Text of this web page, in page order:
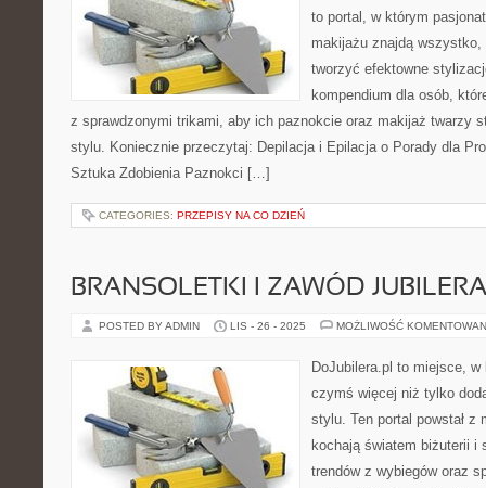
to portal, w którym
makijażu znajdą
tworzyć efektowne
kompendium dla osób,
z sprawdzonymi trikami, aby ich paznokcie oraz makijaż twarzy
stylu. Koniecznie przeczytaj: Depilacja i Epilacja o Porady dla
Sztuka Zdobienia Paznokci […]
CATEGORIES: PRZEPISY NA CO DZIEŃ
BRANSOLETKI I ZAWÓD JUBILERA
POSTED BY ADMIN LIS - 26 - 2025 MOŻLIWOŚĆ
DoJubilera.pl to miejsce,
czymś więcej niż tylko
stylu. Ten portal powstał z
kochają światem biżuterii i
trendów z wybiegów oraz